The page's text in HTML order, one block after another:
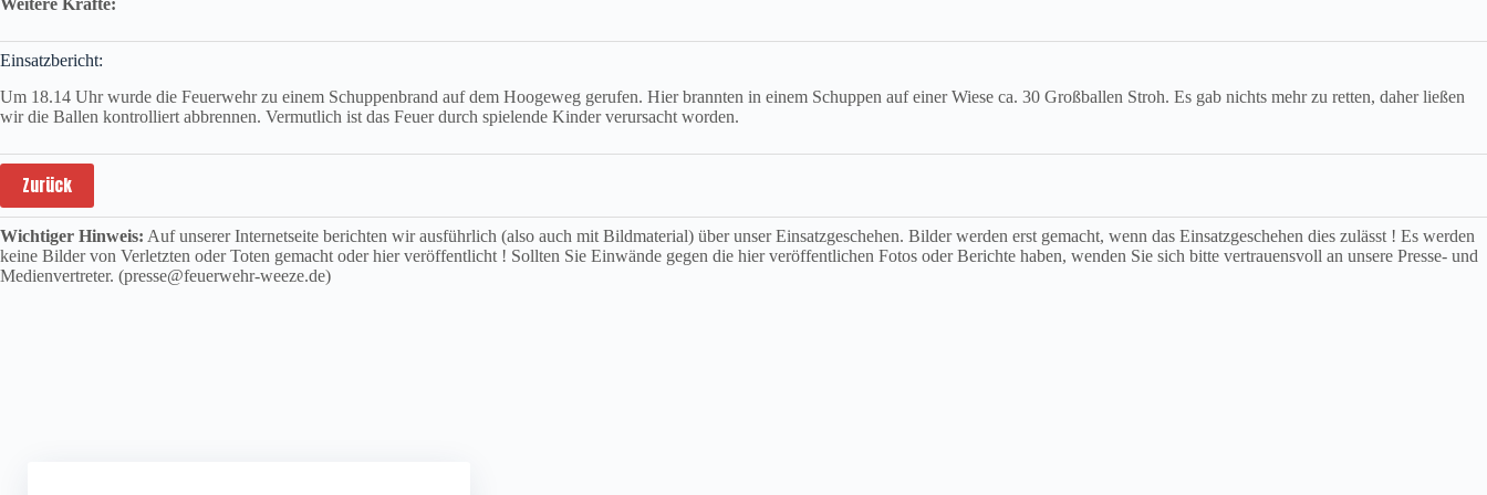
Weitere Kräfte:
Einsatzbericht:
Um 18.14 Uhr wurde die Feuerwehr zu einem Schuppenbrand auf dem Hoogeweg gerufen. Hier brannten in einem Schuppen auf einer Wiese ca. 30 Großballen Stroh. Es gab nichts mehr zu retten, daher ließen
wir die Ballen kontrolliert abbrennen. Vermutlich ist das Feuer durch spielende Kinder verursacht worden.
Zurück
Wichtiger Hinweis: Auf unserer Internetseite berichten wir ausführlich (also auch mit Bildmaterial) über unser Einsatzgeschehen. Bilder werden erst gemacht, wenn das Einsatzgeschehen dies zulässt ! Es werden
keine Bilder von Verletzten oder Toten gemacht oder hier veröffentlicht ! Sollten Sie Einwände gegen die hier veröffentlichen Fotos oder Berichte haben, wenden Sie sich bitte vertrauensvoll an unsere Presse- und
Medienvertreter. (presse@feuerwehr-weeze.de)